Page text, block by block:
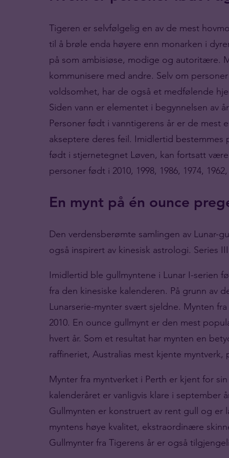
Tigeren er selvfølgelig en av de mest
til å brøle enda høyere enn monarken i
på som ambisiøse, modige og autoritære.
kommunisere med andre. Selv om
voldsomhet, har de også et medfølende
Siden vann er elementet i begynnelsen av
Personer født i vanntigerens år er de mest
akseptere deres feil. Imidlertid bestemmes
født i stjernetegnet Løven, kan fortsatt
personer født i 2010, 1998, 1986, 1974,
En mynt på én ounce
Den verdensberømte samlingen av Lunar-
også inspirert av kinesisk astrologi. Series
Imidlertid ble gullmyntene i Lunar I-serien
fra den kinesiske kalenderen. På grunn av
Lunarserie-mynter svært sjeldne. Mynten
2010. En ounce gullmynt er den mest
hvert år. Som et resultat har mynten en
raffineriet, Australias mest kjente myntverk,
Mynter fra myntverket i Perth er kjent for
kalenderåret er vanligvis klare i september
Gullmynten er konstruert av rent gull og er
myntens høye kvalitet, ekstraordinære
Gullmynter fra Tigerens år er også